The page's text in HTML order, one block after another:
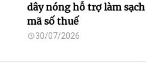
dây nóng hỗ trợ làm sạch
mã số thuế
30/07/2026